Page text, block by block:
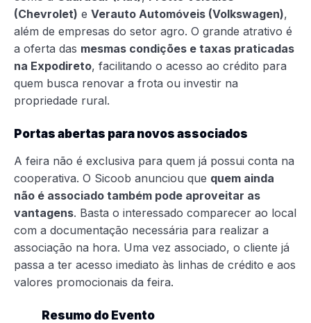
(Chevrolet) e Verauto Automóveis (Volkswagen),
além de empresas do setor agro. O grande atrativo é
a oferta das mesmas condições e taxas praticadas
na Expodireto, facilitando o acesso ao crédito para
quem busca renovar a frota ou investir na
propriedade rural.
Portas abertas para novos associados
A feira não é exclusiva para quem já possui conta na
cooperativa. O Sicoob anunciou que quem ainda
não é associado também pode aproveitar as
vantagens. Basta o interessado comparecer ao local
com a documentação necessária para realizar a
associação na hora. Uma vez associado, o cliente já
passa a ter acesso imediato às linhas de crédito e aos
valores promocionais da feira.
Resumo do Evento